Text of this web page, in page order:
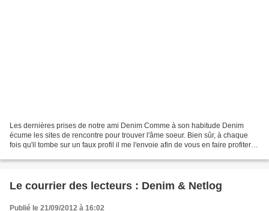
Les dernières prises de notre ami Denim Comme à son habitude Denim
écume les sites de rencontre pour trouver l'âme soeur. Bien sûr, à chaque
fois qu'il tombe sur un faux profil il me l'envoie afin de vous en faire profiter !
Le courrier des lecteurs : Denim & Netlog
Publié le 21/09/2012 à 16:02